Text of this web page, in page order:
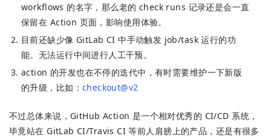
workflows 的名字，那么老的 check runs 记录还是会一直
保留在 Action 页面，影响使用体验。
目前还缺少像 GitLab CI 中手动触发 job/task 运行的功
能。无法运行中间进行人工干预。
action 的开发也在不停的迭代中，有时需要维护一下新版
的升级，比如： checkout@v2
不过总体来说，GitHub Action 是一个相对优秀的 CI/CD 系统，
毕竟站在 GitLab CI/Travis CI 等前人肩膀上的产品，还是有很多